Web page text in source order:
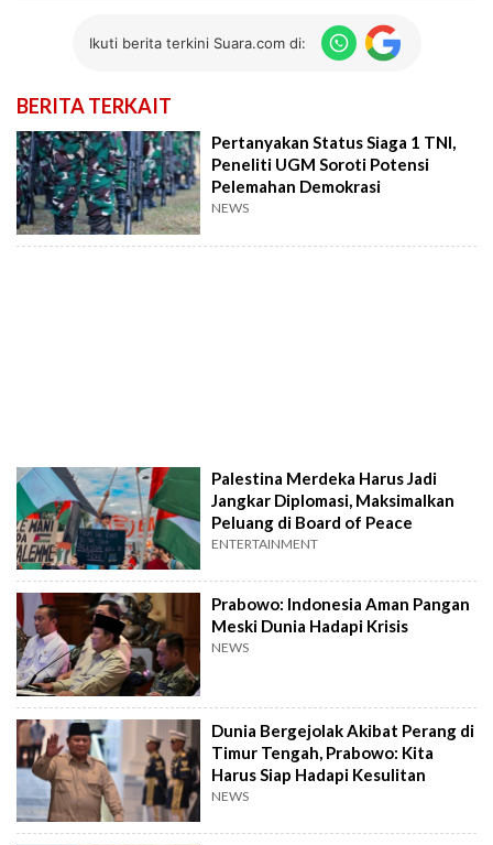
Ikuti berita terkini Suara.com di:
BERITA TERKAIT
Pertanyakan Status Siaga 1 TNI,
Peneliti UGM Soroti Potensi
Pelemahan Demokrasi
NEWS
Palestina Merdeka Harus Jadi
Jangkar Diplomasi, Maksimalkan
Peluang di Board of Peace
ENTERTAINMENT
Prabowo: Indonesia Aman Pangan
Meski Dunia Hadapi Krisis
NEWS
Dunia Bergejolak Akibat Perang di
Timur Tengah, Prabowo: Kita
Harus Siap Hadapi Kesulitan
NEWS